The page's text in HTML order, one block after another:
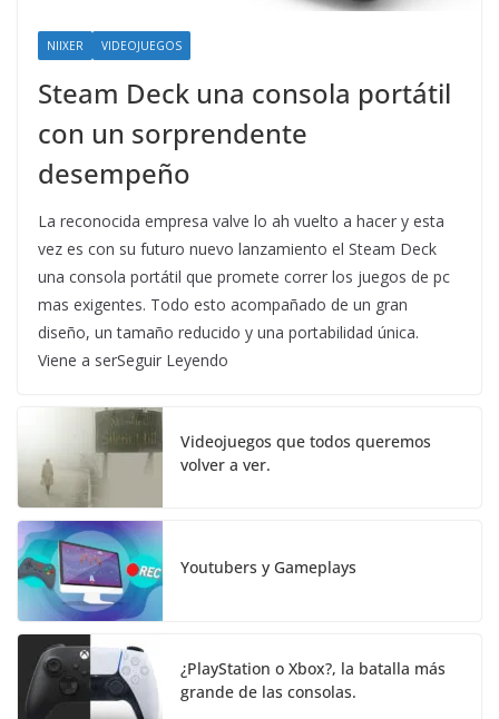
NIIXER VIDEOJUEGOS
Steam Deck una consola portátil
con un sorprendente
desempeño
La reconocida empresa valve lo ah vuelto a hacer y esta
vez es con su futuro nuevo lanzamiento el Steam Deck
una consola portátil que promete correr los juegos de pc
mas exigentes. Todo esto acompañado de un gran
diseño, un tamaño reducido y una portabilidad única.
Viene a serSeguir Leyendo
Videojuegos que todos queremos
volver a ver.
Youtubers y Gameplays
¿PlayStation o Xbox?, la batalla más
grande de las consolas.